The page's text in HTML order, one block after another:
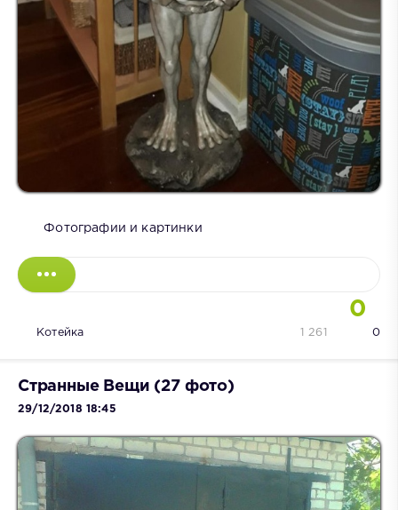
Фотографии и картинки
0
Котейка 0
1 261
Странные Вещи (27 фото)
29/12/2018 18:45